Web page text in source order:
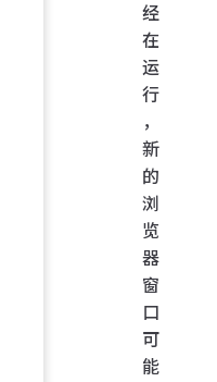
经
在
运
行
，
新
的
浏
览
器
窗
口
可
能